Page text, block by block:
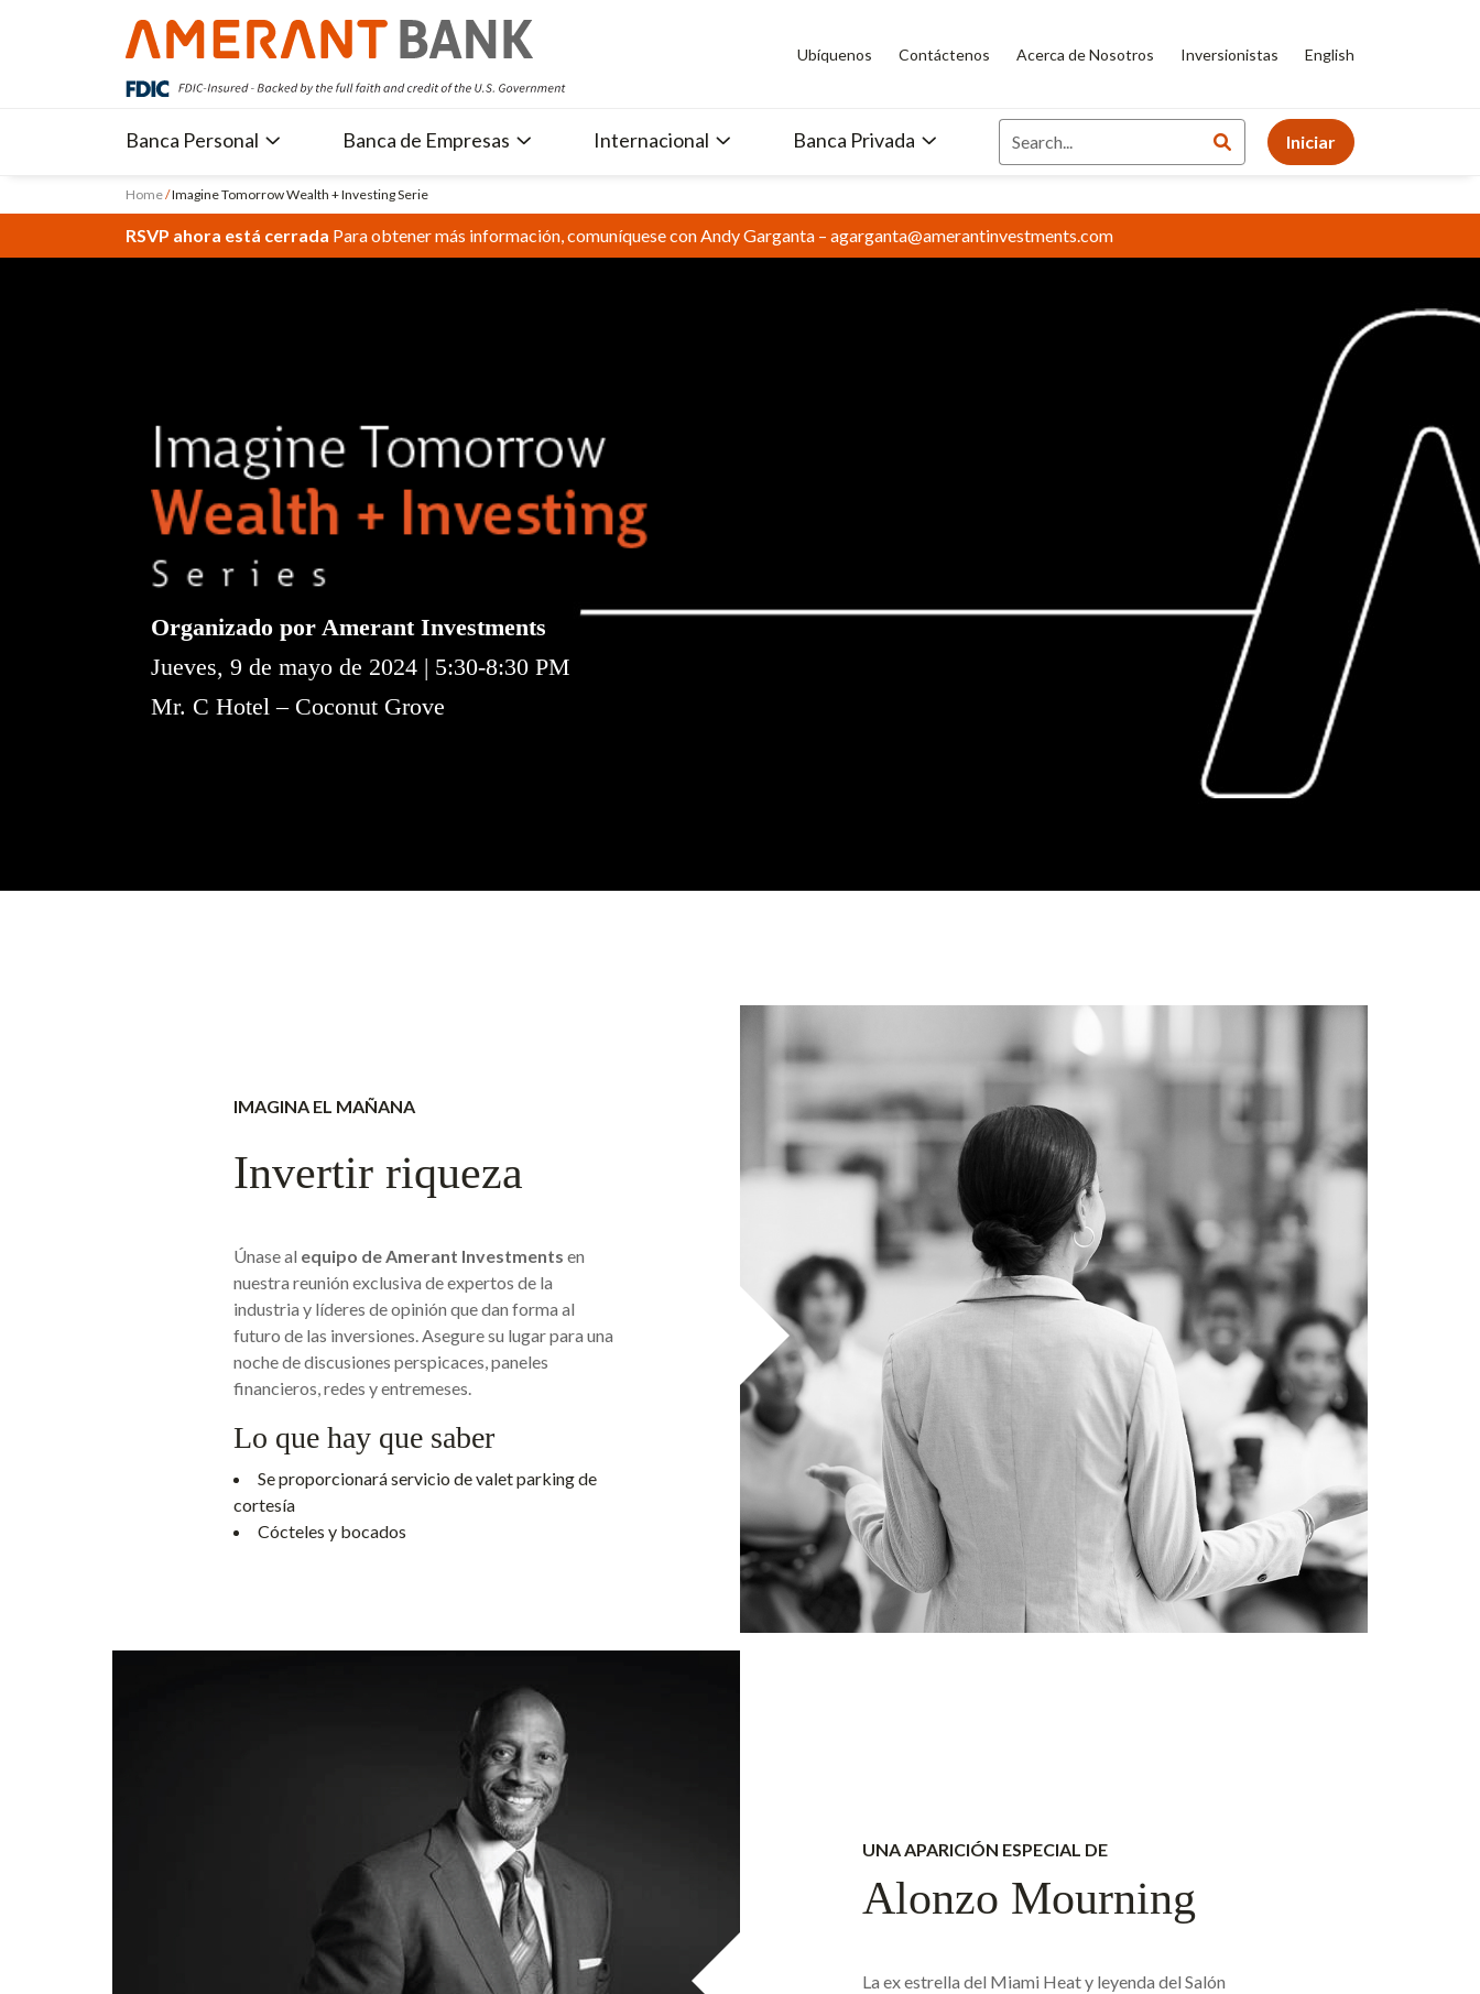
Ubíquenos Contáctenos Acerca de Nosotros Inversionistas English
Banca Personal Banca de Empresas Internacional Banca Privada Iniciar
Home/Imagine Tomorrow Wealth + Investing Serie
RSVP ahora está cerrada Para obtener más información, comuníquese con Andy Garganta – agarganta@amerantinvestments.com
Organizado por Amerant Investments
Jueves, 9 de mayo de 2024 | 5:30-8:30 PM
Mr. C Hotel – Coconut Grove
IMAGINA EL MAÑANA
Invertir riqueza
Únase al equipo de Amerant Investments en
nuestra reunión exclusiva de expertos de la
industria y líderes de opinión que dan forma al
futuro de las inversiones. Asegure su lugar para una
noche de discusiones perspicaces, paneles
financieros, redes y entremeses.
Lo que hay que saber
Se proporcionará servicio de valet parking de
cortesía
Cócteles y bocados
UNA APARICIÓN ESPECIAL DE
Alonzo Mourning
La ex estrella del Miami Heat y leyenda del Salón